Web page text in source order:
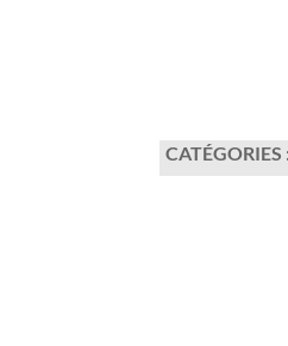
CATÉGORIES